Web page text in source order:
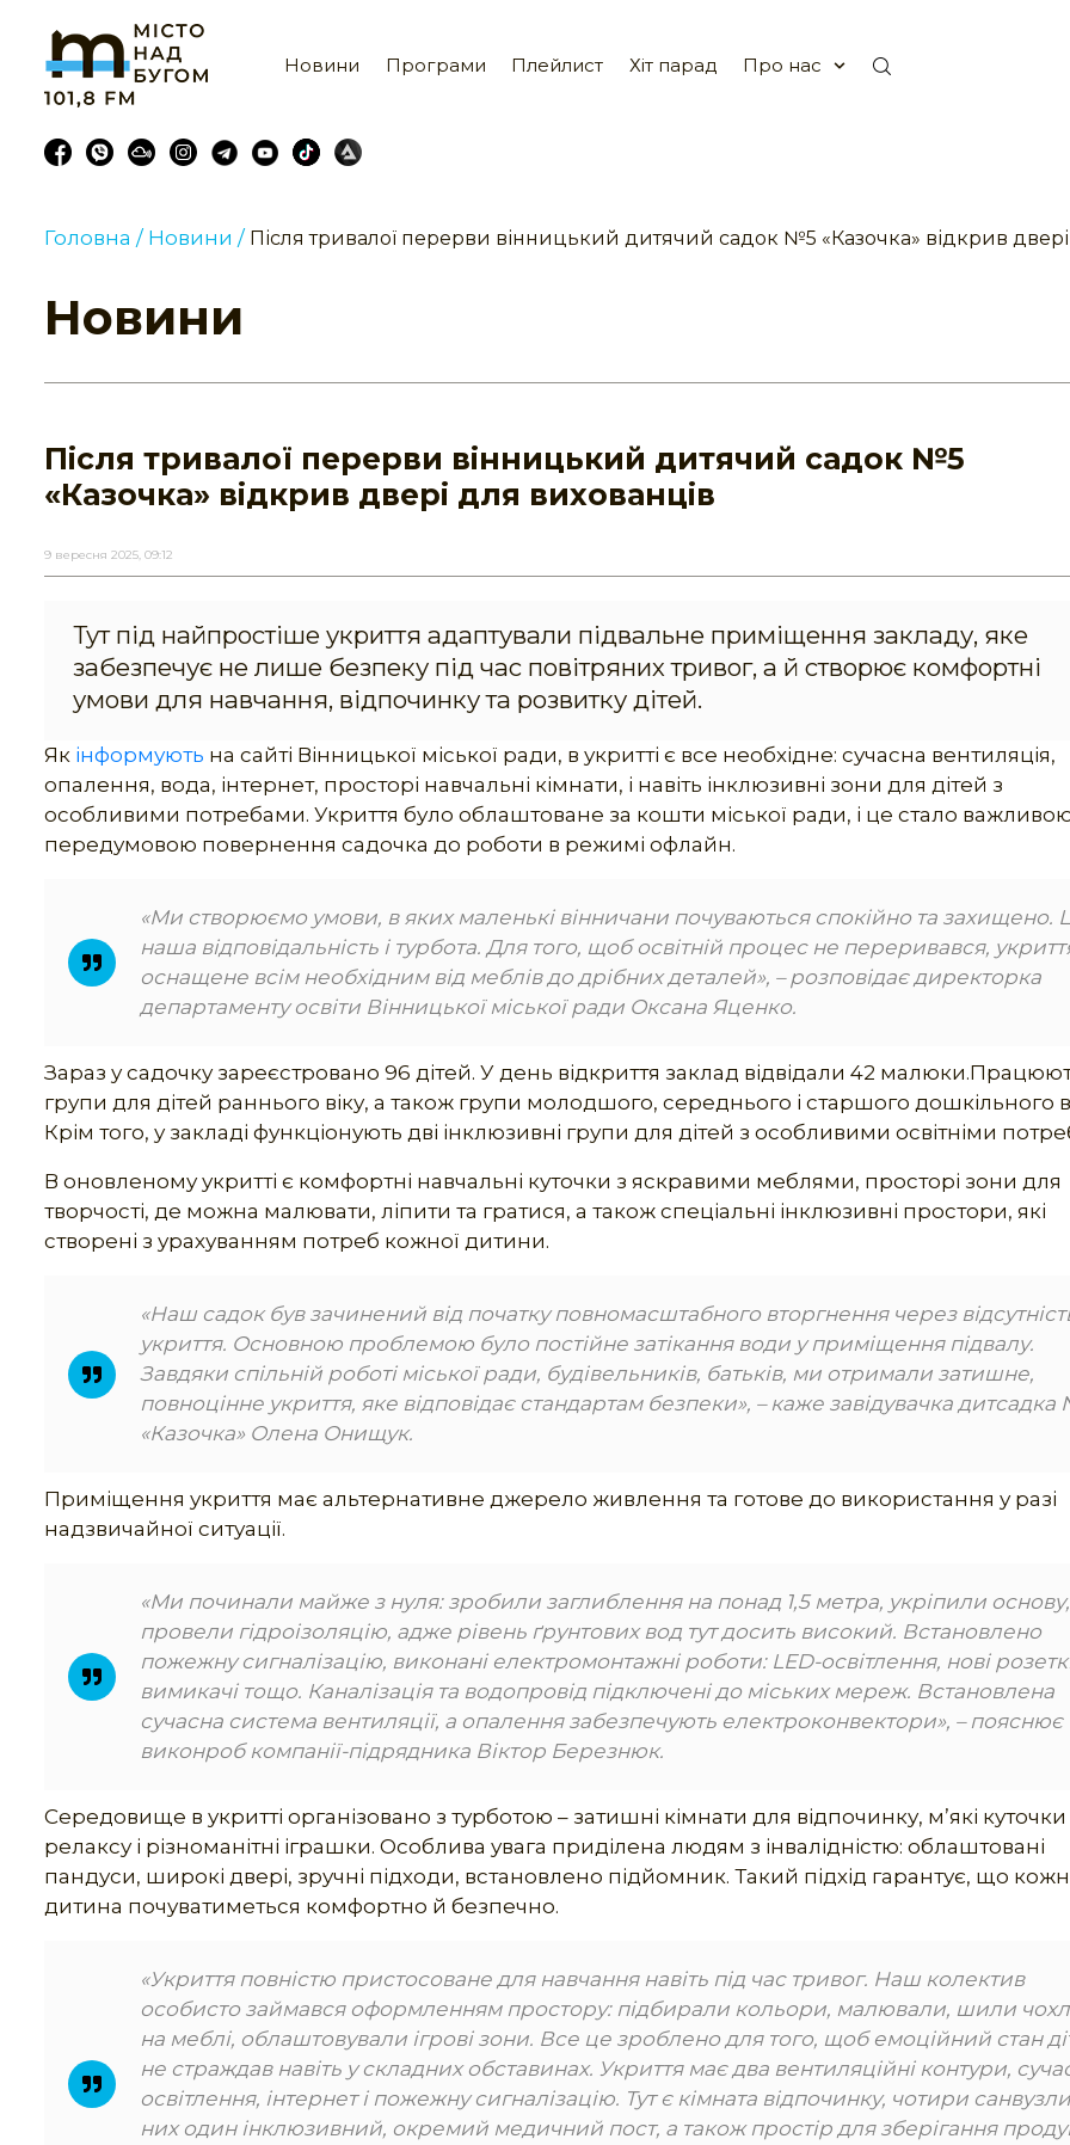
Новини Програми Плейлист Хіт парад Про нас
Головна / Новини / Після тривалої перерви вінницький дитячий садок №5 «Казочка» відкрив
Новини
Після тривалої перерви вінницький дитячий садок №5
«Казочка» відкрив двері для вихованців
9 вересня 2025, 09:12
Тут під найпростіше укриття адаптували підвальне приміщення закладу, яке
забезпечує не лише безпеку під час повітряних тривог, а й створює комфортні
умови для навчання, відпочинку та розвитку дітей.
Як інформують на сайті Вінницької міської ради, в укритті є все необхідне: сучасна вентиляція,
опалення, вода, інтернет, просторі навчальні кімнати, і навіть інклюзивні зони для дітей з
особливими потребами. Укриття було облаштоване за кошти міської ради, і це стало
передумовою повернення садочка до роботи в режимі офлайн.
«Ми створюємо умови, в яких маленькі вінничани почуваються спокійно та захищено.
наша відповідальність і турбота. Для того, щоб освітній процес не переривався,
оснащене всім необхідним від меблів до дрібних деталей», – розповідає директорка
департаменту освіти Вінницької міської ради Оксана Яценко.
Зараз у садочку зареєстровано 96 дітей. У день відкриття заклад відвідали 42
групи для дітей раннього віку, а також групи молодшого, середнього і старшого дошкільного
Крім того, у закладі функціонують дві інклюзивні групи для дітей з особливими освітніми
В оновленому укритті є комфортні навчальні куточки з яскравими меблями, просторі зони для
творчості, де можна малювати, ліпити та гратися, а також спеціальні інклюзивні простори, які
створені з урахуванням потреб кожної дитини.
«Наш садок був зачинений від початку повномасштабного вторгнення через
укриття. Основною проблемою було постійне затікання води у приміщення підвалу.
Завдяки спільній роботі міської ради, будівельників, батьків, ми отримали затишне,
повноцінне укриття, яке відповідає стандартам безпеки», – каже завідувачка
«Казочка» Олена Онищук.
Приміщення укриття має альтернативне джерело живлення та готове до використання у разі
надзвичайної ситуації.
«Ми починали майже з нуля: зробили заглиблення на понад 1,5 метра, укріпили основу,
провели гідроізоляцію, адже рівень ґрунтових вод тут досить високий. Встановлено
пожежну сигналізацію, виконані електромонтажні роботи: LED-освітлення, нові
вимикачі тощо. Каналізація та водопровід підключені до міських мереж. Встановлена
сучасна система вентиляції, а опалення забезпечують електроконвектори», – пояснює
виконроб компанії-підрядника Віктор Березнюк.
Середовище в укритті організовано з турботою – затишні кімнати для відпочинку, м’які
релаксу і різноманітні іграшки. Особлива увага приділена людям з інвалідністю: облаштовані
пандуси, широкі двері, зручні підходи, встановлено підйомник. Такий підхід гарантує, що
дитина почуватиметься комфортно й безпечно.
«Укриття повністю пристосоване для навчання навіть під час тривог. Наш колектив
особисто займався оформленням простору: підбирали кольори, малювали, шили
на меблі, облаштовували ігрові зони. Все це зроблено для того, щоб емоційний стан
не страждав навіть у складних обставинах. Укриття має два вентиляційні контури,
освітлення, інтернет і пожежну сигналізацію. Тут є кімната відпочинку, чотири
них один інклюзивний, окремий медичний пост, а також простір для зберігання